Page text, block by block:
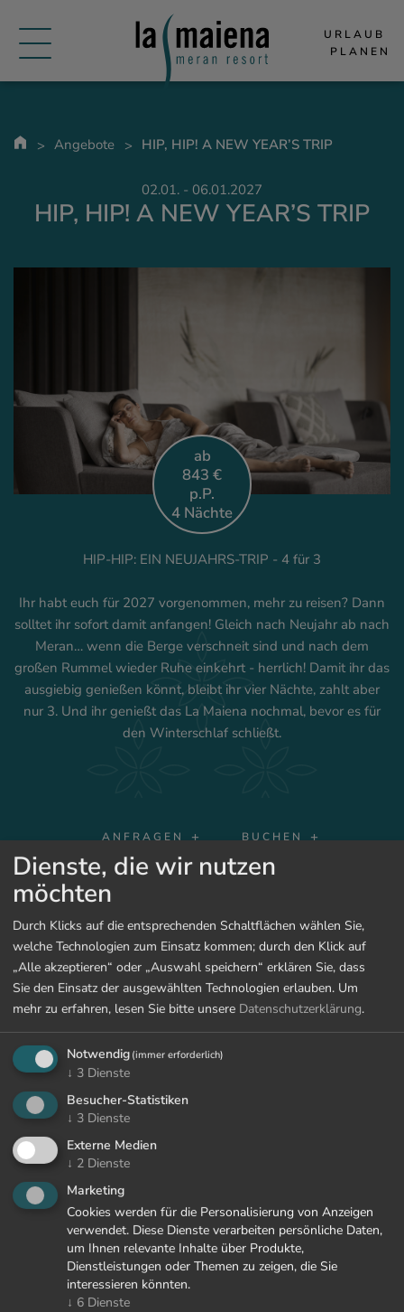
URLAUB
PLANEN
Angebote HIP, HIP! A NEW YEAR’S TRIP
02.01. - 06.01.2027
HIP, HIP! A NEW YEAR’S TRIP
ab
843 €
p.P.
4 Nächte
HIP-HIP: EIN NEUJAHRS-TRIP - 4 für 3
Ihr habt euch für 2027 vorgenommen, mehr zu reisen? Dann
solltet ihr sofort damit anfangen! Gleich nach Neujahr ab nach
Meran… wenn die Berge verschneit sind und nach dem
großen Rummel wieder Ruhe einkehrt - herrlich! Damit ihr das
ausgiebig genießen könnt, bleibt ihr vier Nächte, zahlt aber
nur 3. Und ihr genießt das La Maiena nochmal, bevor es für
den Winterschlaf schließt.
ANFRAGEN BUCHEN
ZURÜCK ZU DEN PAUSCHALEN
+39 0473 447 000
info@lamaiena.it
Dienste, die wir nutzen
möchten
Durch Klicks auf die entsprechenden Schaltflächen wählen Sie,
welche Technologien zum Einsatz kommen; durch den Klick auf
„Alle akzeptieren“ oder „Auswahl speichern“ erklären Sie, dass
Sie den Einsatz der ausgewählten Technologien erlauben. Um
mehr zu erfahren, lesen Sie bitte unsere Datenschutzerklärung.
Notwendig (immer erforderlich)
↓ 3 Dienste
Besucher-Statistiken
↓ 3 Dienste
Externe Medien
↓ 2 Dienste
Marketing
Cookies werden für die Personalisierung von Anzeigen
verwendet. Diese Dienste verarbeiten persönliche Daten,
um Ihnen relevante Inhalte über Produkte,
Dienstleistungen oder Themen zu zeigen, die Sie
interessieren könnten.
↓ 6 Dienste